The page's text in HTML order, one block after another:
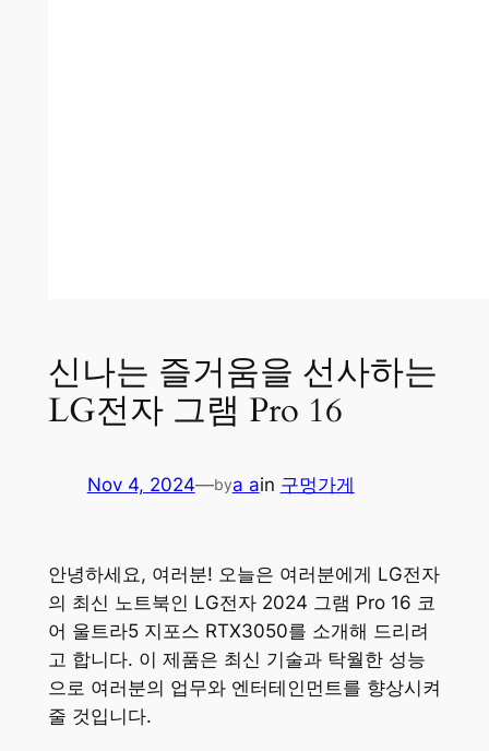
신나는 즐거움을 선사하는
LG전자 그램 Pro 16
Nov 4, 2024—bya ain 구멍가게
안녕하세요, 여러분! 오늘은 여러분에게 LG전자
의 최신 노트북인 LG전자 2024 그램 Pro 16 코
어 울트라5 지포스 RTX3050를 소개해 드리려
고 합니다. 이 제품은 최신 기술과 탁월한 성능
으로 여러분의 업무와 엔터테인먼트를 향상시켜
줄 것입니다.